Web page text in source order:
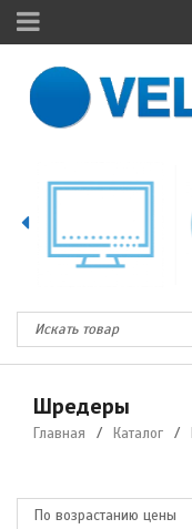
Шредеры
Главная / Каталог /
По возрастанию цены